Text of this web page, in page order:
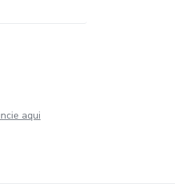
aqui